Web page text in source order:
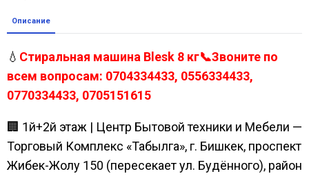
Описание
💧 Стиральная машина Blesk 8 кг📞Звоните по
всем вопросам: 0704334433, 0556334433,
0770334433, 0705151615
🏢 1й+2й этаж | Центр Бытовой техники и Мебели —
Торговый Комплекс «Табылга», г. Бишкек, проспект
Жибек-Жолу 150 (пересекает ул. Будённого), район